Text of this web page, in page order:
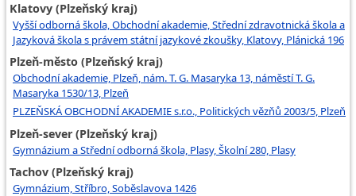
Klatovy (Plzeňský kraj)
Vyšší odborná škola, Obchodní akademie, Střední zdravotnická škola a
Jazyková škola s právem státní jazykové zkoušky, Klatovy, Plánická 196
Plzeň-město (Plzeňský kraj)
Obchodní akademie, Plzeň, nám. T. G. Masaryka 13, náměstí T. G.
Masaryka 1530/13, Plzeň
PLZEŇSKÁ OBCHODNÍ AKADEMIE s.r.o., Politických vězňů 2003/5, Plzeň
Plzeň-sever (Plzeňský kraj)
Gymnázium a Střední odborná škola, Plasy, Školní 280, Plasy
Tachov (Plzeňský kraj)
Gymnázium, Stříbro, Soběslavova 1426